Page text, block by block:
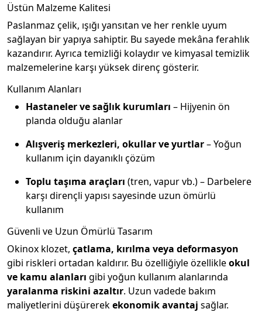
Üstün Malzeme Kalitesi
Paslanmaz çelik, ışığı yansıtan ve her renkle uyum
sağlayan bir yapıya sahiptir. Bu sayede mekâna ferahlık
kazandırır. Ayrıca temizliği kolaydır ve kimyasal temizlik
malzemelerine karşı yüksek direnç gösterir.
Kullanım Alanları
Hastaneler ve sağlık kurumları – Hijyenin ön
planda olduğu alanlar
Alışveriş merkezleri, okullar ve yurtlar– Yoğun
kullanım için dayanıklı çözüm
Toplu taşıma araçları (tren, vapur vb.) – Darbelere
karşı dirençli yapısı sayesinde uzun ömürlü
kullanım
Güvenli ve Uzun Ömürlü Tasarım
Okinox klozet, çatlama, kırılma veya deformasyon
gibi riskleri ortadan kaldırır. Bu özelliğiyle özellikleokul
ve kamu alanları gibi yoğun kullanım alanlarında
yaralanma riskini azaltır. Uzun vadede bakım
maliyetlerini düşürerekekonomik avantaj sağlar.